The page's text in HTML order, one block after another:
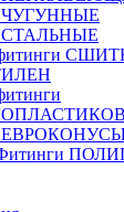
ЧУГУННЫЕ
СТАЛЬНЫЕ
Фитинги